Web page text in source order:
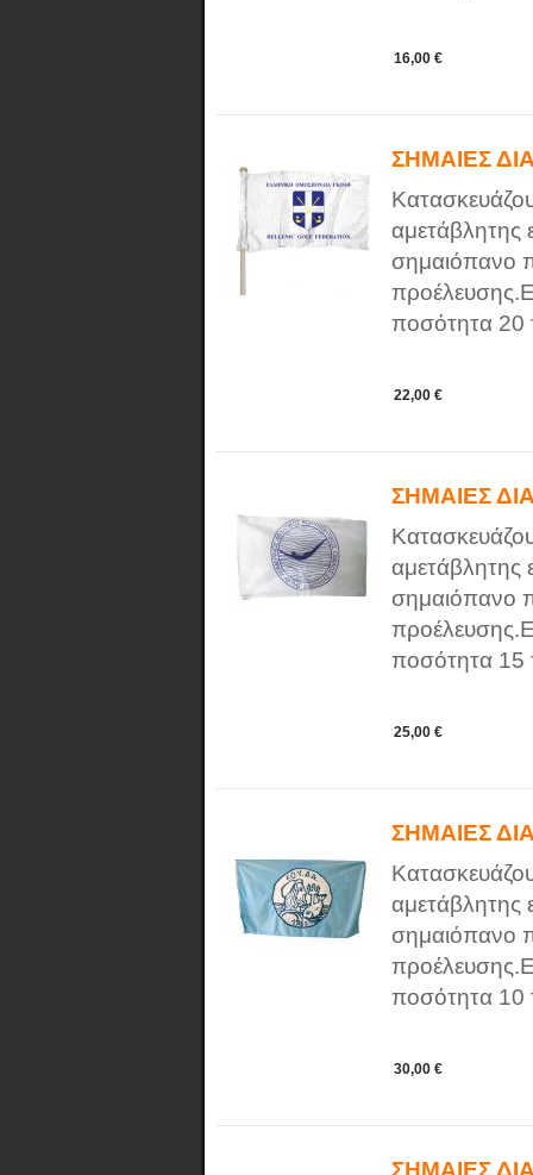
16,00 €
ΣΗΜΑΙΕΣ
σημαιόπανο
ποσότητα 20
22,00 €
ΣΗΜΑΙΕΣ
σημαιόπανο
ποσότητα 15
25,00 €
ΣΗΜΑΙΕΣ
σημαιόπανο
ποσότητα 10
30,00 €
ΣΗΜΑΙΕΣ